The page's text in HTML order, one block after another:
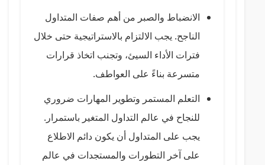
الانضباط والصبر من أهم صفات المتداول
الناجح. يجب الالتزام بالاستراتيجية حتى خلال
فترات الأداء السيئ، وتجنب اتخاذ قرارات
متسرعة بناءً على العواطف.
التعلم المستمر وتطوير المهارات ضروري
للنجاح في عالم التداول المتغير باستمرار.
يجب على المتداول أن يكون دائم الاطلاع
على آخر التطورات والمستجدات في عالم